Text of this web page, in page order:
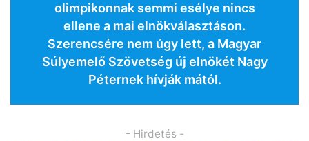
olimpikonnak semmi esélye nincs
ellene a mai elnökválasztáson.
Szerencsére nem úgy lett, a Magyar
Súlyemelő Szövetség új elnökét Nagy
Péternek hívják mától.
- Hirdetés -